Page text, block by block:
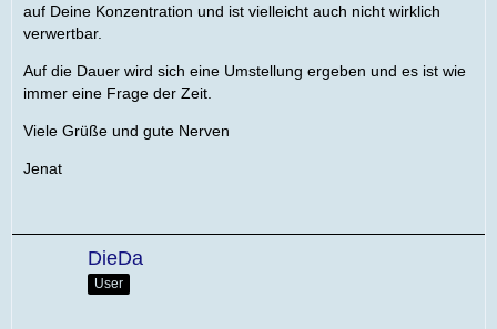
auf Deine Konzentration und ist vielleicht auch nicht wirklich
verwertbar.
Auf die Dauer wird sich eine Umstellung ergeben und es ist wie
immer eine Frage der Zeit.
Viele Grüße und gute Nerven
Jenat
DieDa
User